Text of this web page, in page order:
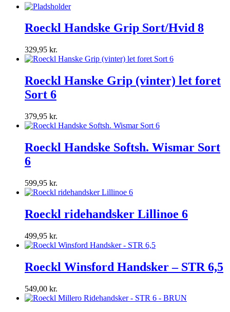
Roeckl Handske Grip Sort/Hvid 8
329,95 kr.
Roeckl Hanske Grip (vinter) let foret
Sort 6
379,95 kr.
Roeckl Handske Softsh. Wismar Sort
6
599,95 kr.
Roeckl ridehandsker Lillinoe 6
499,95 kr.
Roeckl Winsford Handsker – STR 6,5
549,00 kr.